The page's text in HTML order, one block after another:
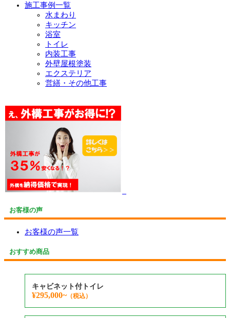
施工事例一覧
水まわり
キッチン
浴室
トイレ
内装工事
外壁屋根塗装
エクステリア
営繕・その他工事
お客様の声
お客様の声一覧
おすすめ商品
キャビネット付トイレ
¥295,000~（税込）